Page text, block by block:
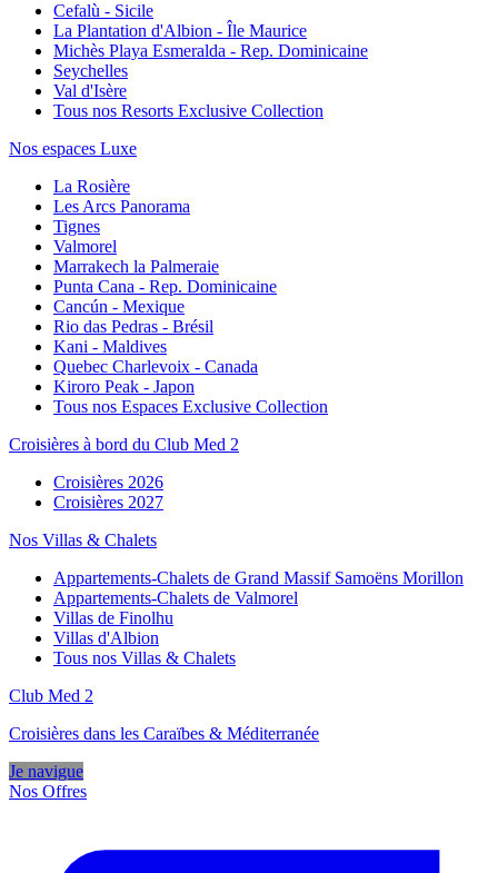
Cefalù - Sicile
La Plantation d'Albion - Île Maurice
Michès Playa Esmeralda - Rep. Dominicaine
Seychelles
Val d'Isère
Tous nos Resorts Exclusive Collection
Nos espaces Luxe
La Rosière
Les Arcs Panorama
Tignes
Valmorel
Marrakech la Palmeraie
Punta Cana - Rep. Dominicaine
Cancún - Mexique
Rio das Pedras - Brésil
Kani - Maldives
Quebec Charlevoix - Canada
Kiroro Peak - Japon
Tous nos Espaces Exclusive Collection
Croisières à bord du Club Med 2
Croisières 2026
Croisières 2027
Nos Villas & Chalets
Appartements-Chalets de Grand Massif Samoëns Morillon
Appartements-Chalets de Valmorel
Villas de Finolhu
Villas d'Albion
Tous nos Villas & Chalets
Club Med 2
Croisières dans les Caraïbes & Méditerranée
Je navigue
Nos Offres